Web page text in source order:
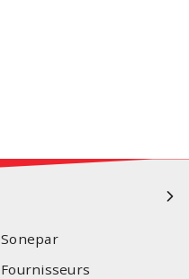
Sonepar
Fournisseurs